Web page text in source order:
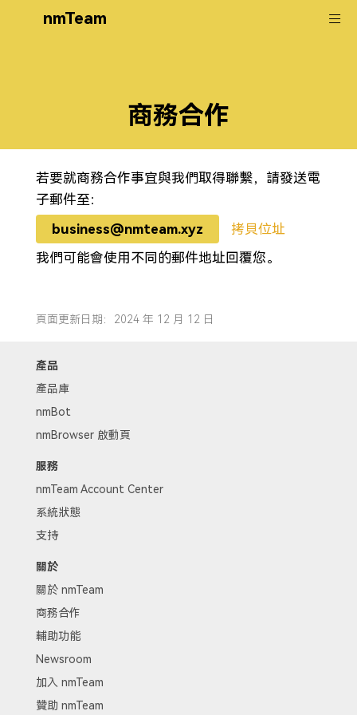
nmTeam
商務合作
若要就商務合作事宜與我們取得聯繫，請發送電
子郵件至：
business@nmteam.xyz
拷貝位址
我們可能會使用不同的郵件地址回覆您。
頁面更新日期：2024 年 12 月 12 日
產品
產品庫
nmBot
nmBrowser 啟動頁
服務
nmTeam Account Center
系統狀態
支持
關於
關於 nmTeam
商務合作
輔助功能
Newsroom
加入 nmTeam
贊助 nmTeam